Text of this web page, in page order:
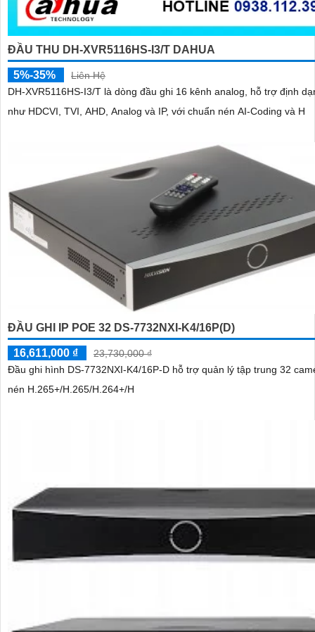
ĐẦU THU DH-XVR5116HS-I3/T DAHUA
5%-35%
Liên Hệ
DH-XVR5116HS-I3/T là dòng đầu ghi 16 kênh analog, hỗ trợ định
như HDCVI, TVI, AHD, Analog và IP, với chuẩn nén AI-Coding và H
ĐẦU GHI IP POE 32 DS-7732NXI-K4/16P(D)
16,611,000 ₫
23,730,000 ₫
Đầu ghi hình DS-7732NXI-K4/16P-D hỗ trợ quản lý tập trung 32
nén H.265+/H.265/H.264+/H